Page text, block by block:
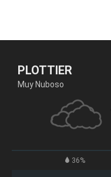
PLOTTIER
Muy Nuboso
36%